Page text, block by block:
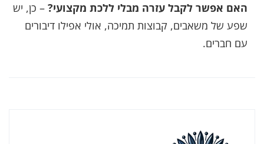
האם אפשר לקבל עזרה מבלי ללכת מקצועי? – כן, יש
שפע של משאבים, קבוצות תמיכה, אולי אפילו דיבורים
עם חברים.